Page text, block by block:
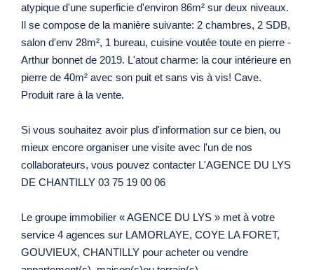
atypique d'une superficie d'environ 86m² sur deux niveaux.
Il se compose de la manière suivante: 2 chambres, 2 SDB,
salon d'env 28m², 1 bureau, cuisine voutée toute en pierre -
Arthur bonnet de 2019. L'atout charme: la cour intérieure en
pierre de 40m² avec son puit et sans vis à vis! Cave.
Produit rare à la vente.
Si vous souhaitez avoir plus d'information sur ce bien, ou
mieux encore organiser une visite avec l'un de nos
collaborateurs, vous pouvez contacter L'AGENCE DU LYS
DE CHANTILLY 03 75 19 00 06
Le groupe immobilier « AGENCE DU LYS » met à votre
service 4 agences sur LAMORLAYE, COYE LA FORET,
GOUVIEUX, CHANTILLY pour acheter ou vendre